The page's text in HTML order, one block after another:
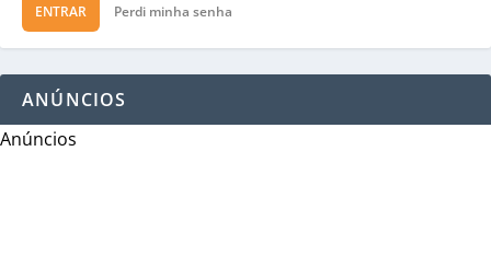
ENTRAR Perdi minha senha
ANÚNCIOS
Anúncios